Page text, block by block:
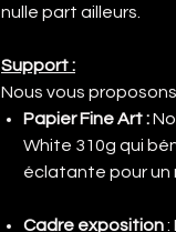
nulle part ailleurs.
Support :
Nous vous
Papier Fine Art :
White 310g qui
éclatante pour un
Cadre exposition: